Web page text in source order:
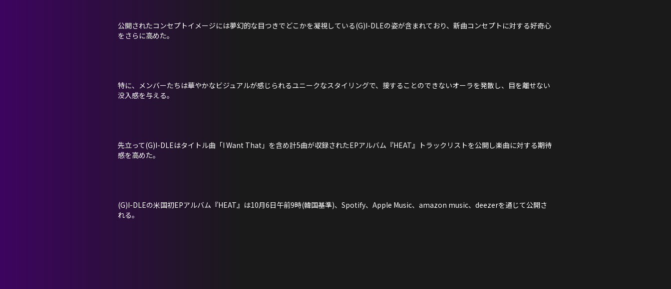
公開されたコンセプトイメージには夢幻的な目つきでどこかを凝視している(G)I-DLEの姿が含まれており、新曲コンセプトに対する好奇心
をさらに高めた。
特に、メンバーたちは華やかなビジュアルが感じられるユニークなスタイリングで、接することのできないオーラを発散し、目を離せない
没入感を与える。
先立って(G)I-DLEはタイトル曲「I Want That」を含め計5曲が収録されたEPアルバム『HEAT』トラックリストを公開し楽曲に対する期待
感を高めた。
(G)I-DLEの米国初EPアルバム『HEAT』は10月6日午前9時(韓国基準)、Spotify、Apple Music、amazon music、deezerを通じて公開さ
れる。